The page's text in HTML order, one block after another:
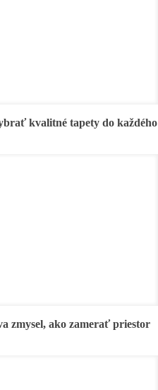
kvalitné tapety do každého
zmysel, ako zamerať priestor